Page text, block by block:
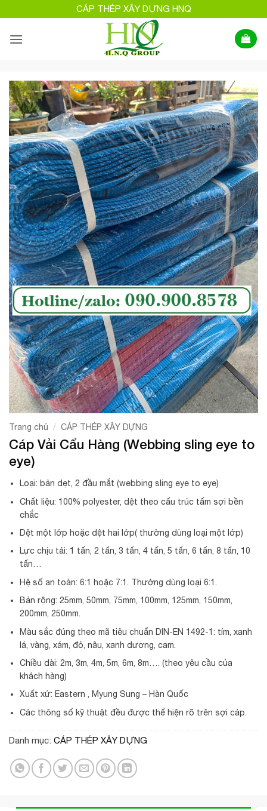
qua
nội
CÁP THÉP XÂY DỰNG HNQ
Trang chủ / CÁP THÉP XÂY DỰNG
Cáp Vải Cẩu Hàng (Webbing sling eye to
eye)
Loại: bản dẹt, 2 đầu mắt (webbing sling eye to eye)
Chất liệu: 100% polyester, dệt theo cấu trúc tấm sợi bền
chắc
Dệt một lớp hoặc dệt hai lớp( thường dùng loại một lớp)
Lực chịu tải: 1 tấn, 2 tấn, 3 tấn, 4 tấn, 5 tấn, 6 tấn, 8 tấn, 10
tấn…
Hệ số an toàn: 6:1 hoặc 7:1. Thường dùng loại 6:1.
Bản rộng: 25mm, 50mm, 75mm, 100mm, 125mm, 150mm,
200mm, 250mm.
Màu sắc đúng theo mã tiêu chuẩn DIN-EN 1492-1: tím, xanh
lá, vàng, xám, đỏ, nâu, xanh dương, cam.
Chiều dài: 2m, 3m, 4m, 5m, 6m, 8m…. (theo yêu cầu của
khách hàng)
Xuất xứ: Eastern , Myung Sung – Hàn Quốc
Các thông số kỹ thuật đều được thể hiện rõ trên sợi cáp.
Danh mục: CÁP THÉP XÂY DỰNG